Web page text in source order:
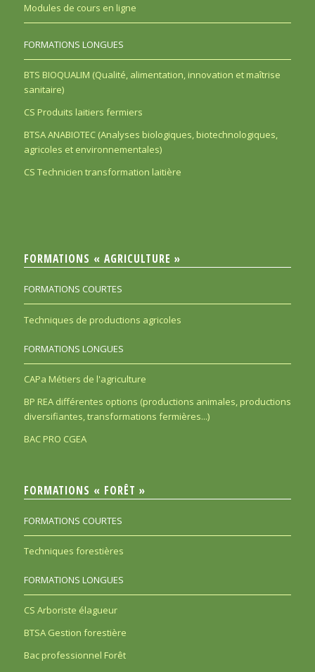
Modules de cours en ligne
FORMATIONS LONGUES
BTS BIOQUALIM (Qualité, alimentation, innovation et maîtrise
sanitaire)
CS Produits laitiers fermiers
BTSA ANABIOTEC (Analyses biologiques, biotechnologiques,
agricoles et environnementales)
CS Technicien transformation laitière
FORMATIONS « AGRICULTURE »
FORMATIONS COURTES
Techniques de productions agricoles
FORMATIONS LONGUES
CAPa Métiers de l'agriculture
BP REA différentes options (productions animales, productions
diversifiantes, transformations fermières...)
BAC PRO CGEA
FORMATIONS « FORÊT »
FORMATIONS COURTES
Techniques forestières
FORMATIONS LONGUES
CS Arboriste élagueur
BTSA Gestion forestière
Bac professionnel Forêt